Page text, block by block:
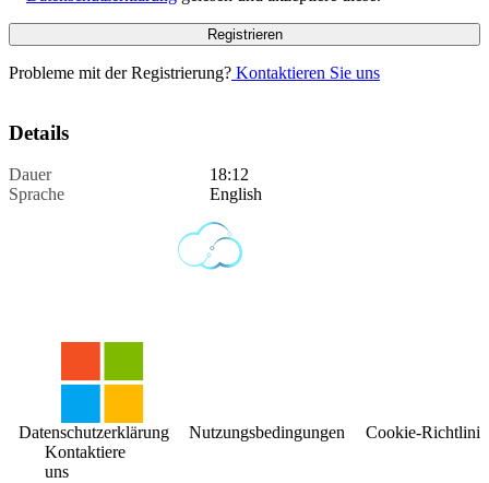
Probleme mit der Registrierung? Kontaktieren Sie uns
Details
Dauer
18:12
Sprache
English
Kontaktiere
uns
Datenschutzerklärung Nutzungsbedingungen Cookie-Richtlinie